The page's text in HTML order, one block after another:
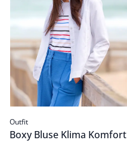
Outfit
Boxy Bluse Klima Komfort